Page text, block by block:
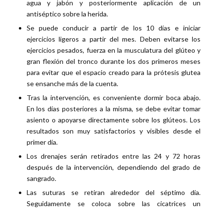
agua y jabón y posteriormente aplicación de un
antiséptico sobre la herida.
Se puede conducir a partir de los 10 días e iniciar
ejercicios ligeros a partir del mes. Deben evitarse los
ejercicios pesados, fuerza en la musculatura del glúteo y
gran flexión del tronco durante los dos primeros meses
para evitar que el espacio creado para la prótesis glutea
se ensanche más de la cuenta.
Tras la intervención, es conveniente dormir boca abajo.
En los días posteriores a la misma, se debe evitar tomar
asiento o apoyarse directamente sobre los glúteos. Los
resultados son muy satisfactorios y visibles desde el
primer día.
Los drenajes serán retirados entre las 24 y 72 horas
después de la intervención, dependiendo del grado de
sangrado.
Las suturas se retiran alrededor del séptimo día.
Seguidamente se coloca sobre las cicatrices un